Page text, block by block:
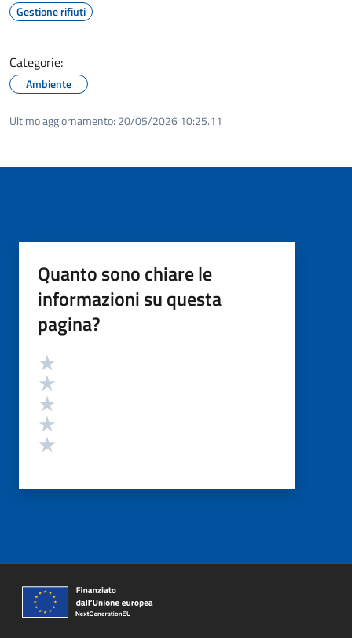
Gestione rifiuti
Categorie:
Ambiente
Ultimo aggiornamento: 20/05/2026 10:25.11
Quanto sono chiare le
informazioni su questa
pagina?
Valutazione